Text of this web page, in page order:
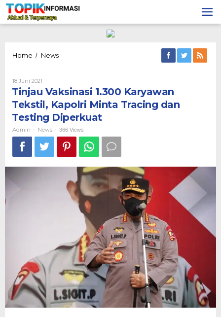
Lewati
konten
Home / NewsTinjau
Tekstil,
Minta
Tracing
Diperkuat
18 Juni 2021
Admin
Tinjau Vaksinasi 1.300 Karyawan
Tekstil, Kapolri Minta Tracing dan
Testing Diperkuat
Admin - News - 366 Views